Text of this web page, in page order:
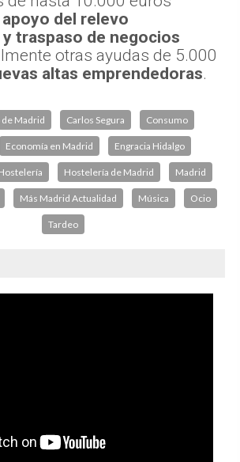
apoyo del relevo
traspaso de negocios
otras ayudas de 5.000
altas emprendedoras.
Madrid Carlos Segura Consumo
Economía en Madrid Engracia Hidalgo
Hostelería de Madrid Madrid
Más Madrid Actualidad Música Ocio
Tardeo